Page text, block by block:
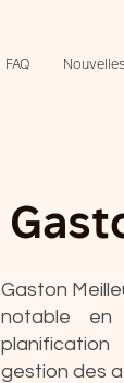
FAQ Nouvelles
Gaston
notable en
gestion des